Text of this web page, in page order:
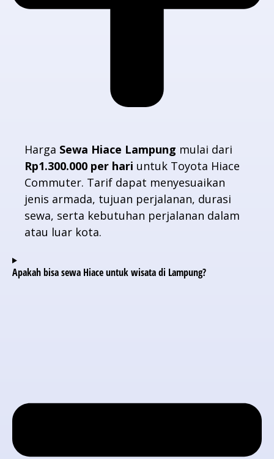
Harga Sewa Hiace Lampung mulai dari
Rp1.300.000 per hari untuk Toyota Hiace
Commuter. Tarif dapat menyesuaikan
jenis armada, tujuan perjalanan, durasi
sewa, serta kebutuhan perjalanan dalam
atau luar kota.
Apakah bisa sewa Hiace untuk wisata di Lampung?